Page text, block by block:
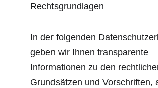
Rechtsgrundlagen
In der folgenden
geben wir Ihnen transparente
Informationen zu den
Grundsätzen und Vorschriften,